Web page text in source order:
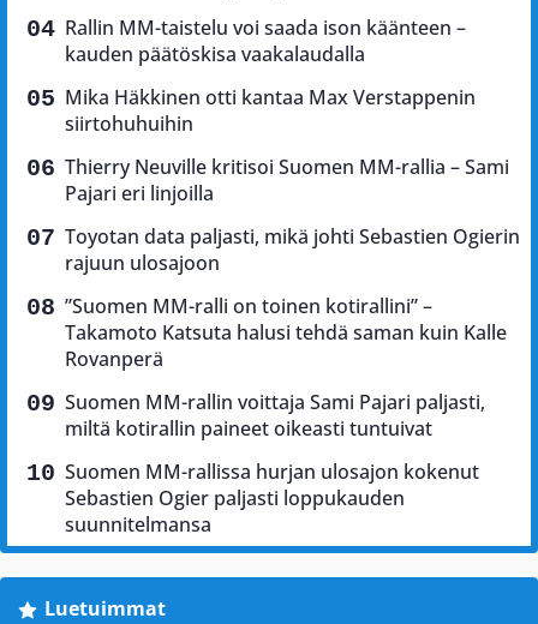
Rallin MM-taistelu voi saada ison käänteen –
kauden päätöskisa vaakalaudalla
Mika Häkkinen otti kantaa Max Verstappenin
siirtohuhuihin
Thierry Neuville kritisoi Suomen MM-rallia – Sami
Pajari eri linjoilla
Toyotan data paljasti, mikä johti Sebastien Ogierin
rajuun ulosajoon
”Suomen MM-ralli on toinen kotirallini” –
Takamoto Katsuta halusi tehdä saman kuin Kalle
Rovanperä
Suomen MM-rallin voittaja Sami Pajari paljasti,
miltä kotirallin paineet oikeasti tuntuivat
Suomen MM-rallissa hurjan ulosajon kokenut
Sebastien Ogier paljasti loppukauden
suunnitelmansa
Luetuimmat